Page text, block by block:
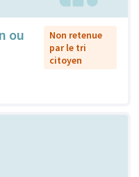
ou
Non retenue
par le tri
citoyen